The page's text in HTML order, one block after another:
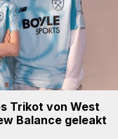
Trikot von West
Balance geleakt